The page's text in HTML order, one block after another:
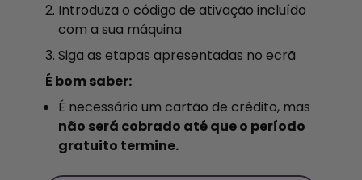
Introduza o código de ativação incluído
com a sua máquina
Siga as etapas apresentadas no ecrã
É bom saber:
É necessário um cartão de crédito, mas
não será cobrado até que o período
gratuito termine.